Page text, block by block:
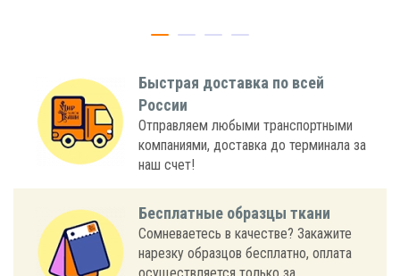
Быстрая доставка по всей
России
Отправляем любыми транспортными
компаниями, доставка до терминала за
наш счет!
Бесплатные образцы ткани
Сомневаетесь в качестве? Закажите
нарезку образцов бесплатно, оплата